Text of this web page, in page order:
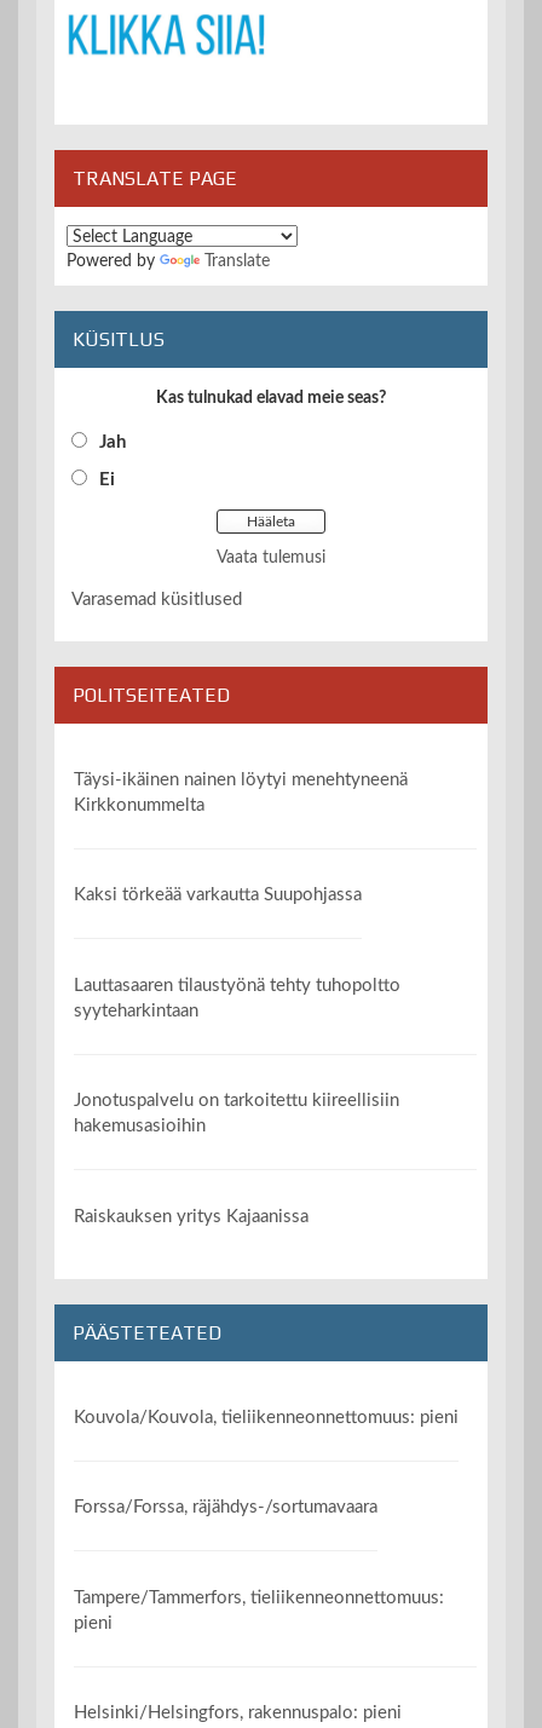
TRANSLATE PAGE
Powered by Translate
KÜSITLUS
Kas tulnukad elavad meie seas?
Jah
Ei
Vaata tulemusi
Varasemad küsitlused
POLITSEITEATED
Täysi-ikäinen nainen löytyi menehtyneenä
Kirkkonummelta
Kaksi törkeää varkautta Suupohjassa
Lauttasaaren tilaustyönä tehty tuhopoltto
syyteharkintaan
Jonotuspalvelu on tarkoitettu kiireellisiin
hakemusasioihin
Raiskauksen yritys Kajaanissa
PÄÄSTETEATED
Kouvola/Kouvola, tieliikenneonnettomuus: pieni
Forssa/Forssa, räjähdys-/sortumavaara
Tampere/Tammerfors, tieliikenneonnettomuus:
pieni
Helsinki/Helsingfors, rakennuspalo: pieni